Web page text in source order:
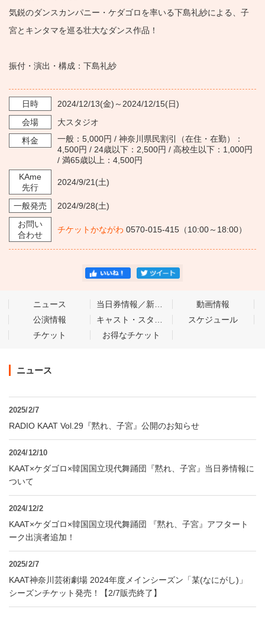
気鋭のダンスカンパニー・ケダゴロを率いる下島礼紗による、子
宮とキンタマを巡る壮大なダンス作品！
振付・演出・構成：下島礼紗
日時 2024/12/13(金)～ 2024/12/15(日)
会場
大スタジオ
料金
一般：5,000円 / 神奈川県民割引（在住・在勤）：
4,500円 / 24歳以下：2,500円 / 高校生以下：1,000円
/ 満65歳以上：4,500円
KAme
先行
2024/9/21 (土)
一般発売 2024/9/28(土)
お問い
合わせ
チケットかながわ 0570-015-415（10:00～18:00）
ニュース 当日券情報／新着情報
動画情報
公演情報
キャスト・スタッフ
スケジュール
チケット
お得なチケット
ニュース
2025/2/7
RADIO KAAT Vol.29『黙れ、子宮』公開のお知らせ
2024/12/10
KAAT×ケダゴロ×韓国国立現代舞踊団『黙れ、子宮』当日券情報に
ついて
2024/12/2
KAAT×ケダゴロ×韓国国立現代舞踊団 『黙れ、子宮』アフタート
ーク出演者追加！
2025/2/7
KAAT神奈川芸術劇場 2024年度メインシーズン「某(なにがし)」
シーズンチケット発売！【2/7販売終了】